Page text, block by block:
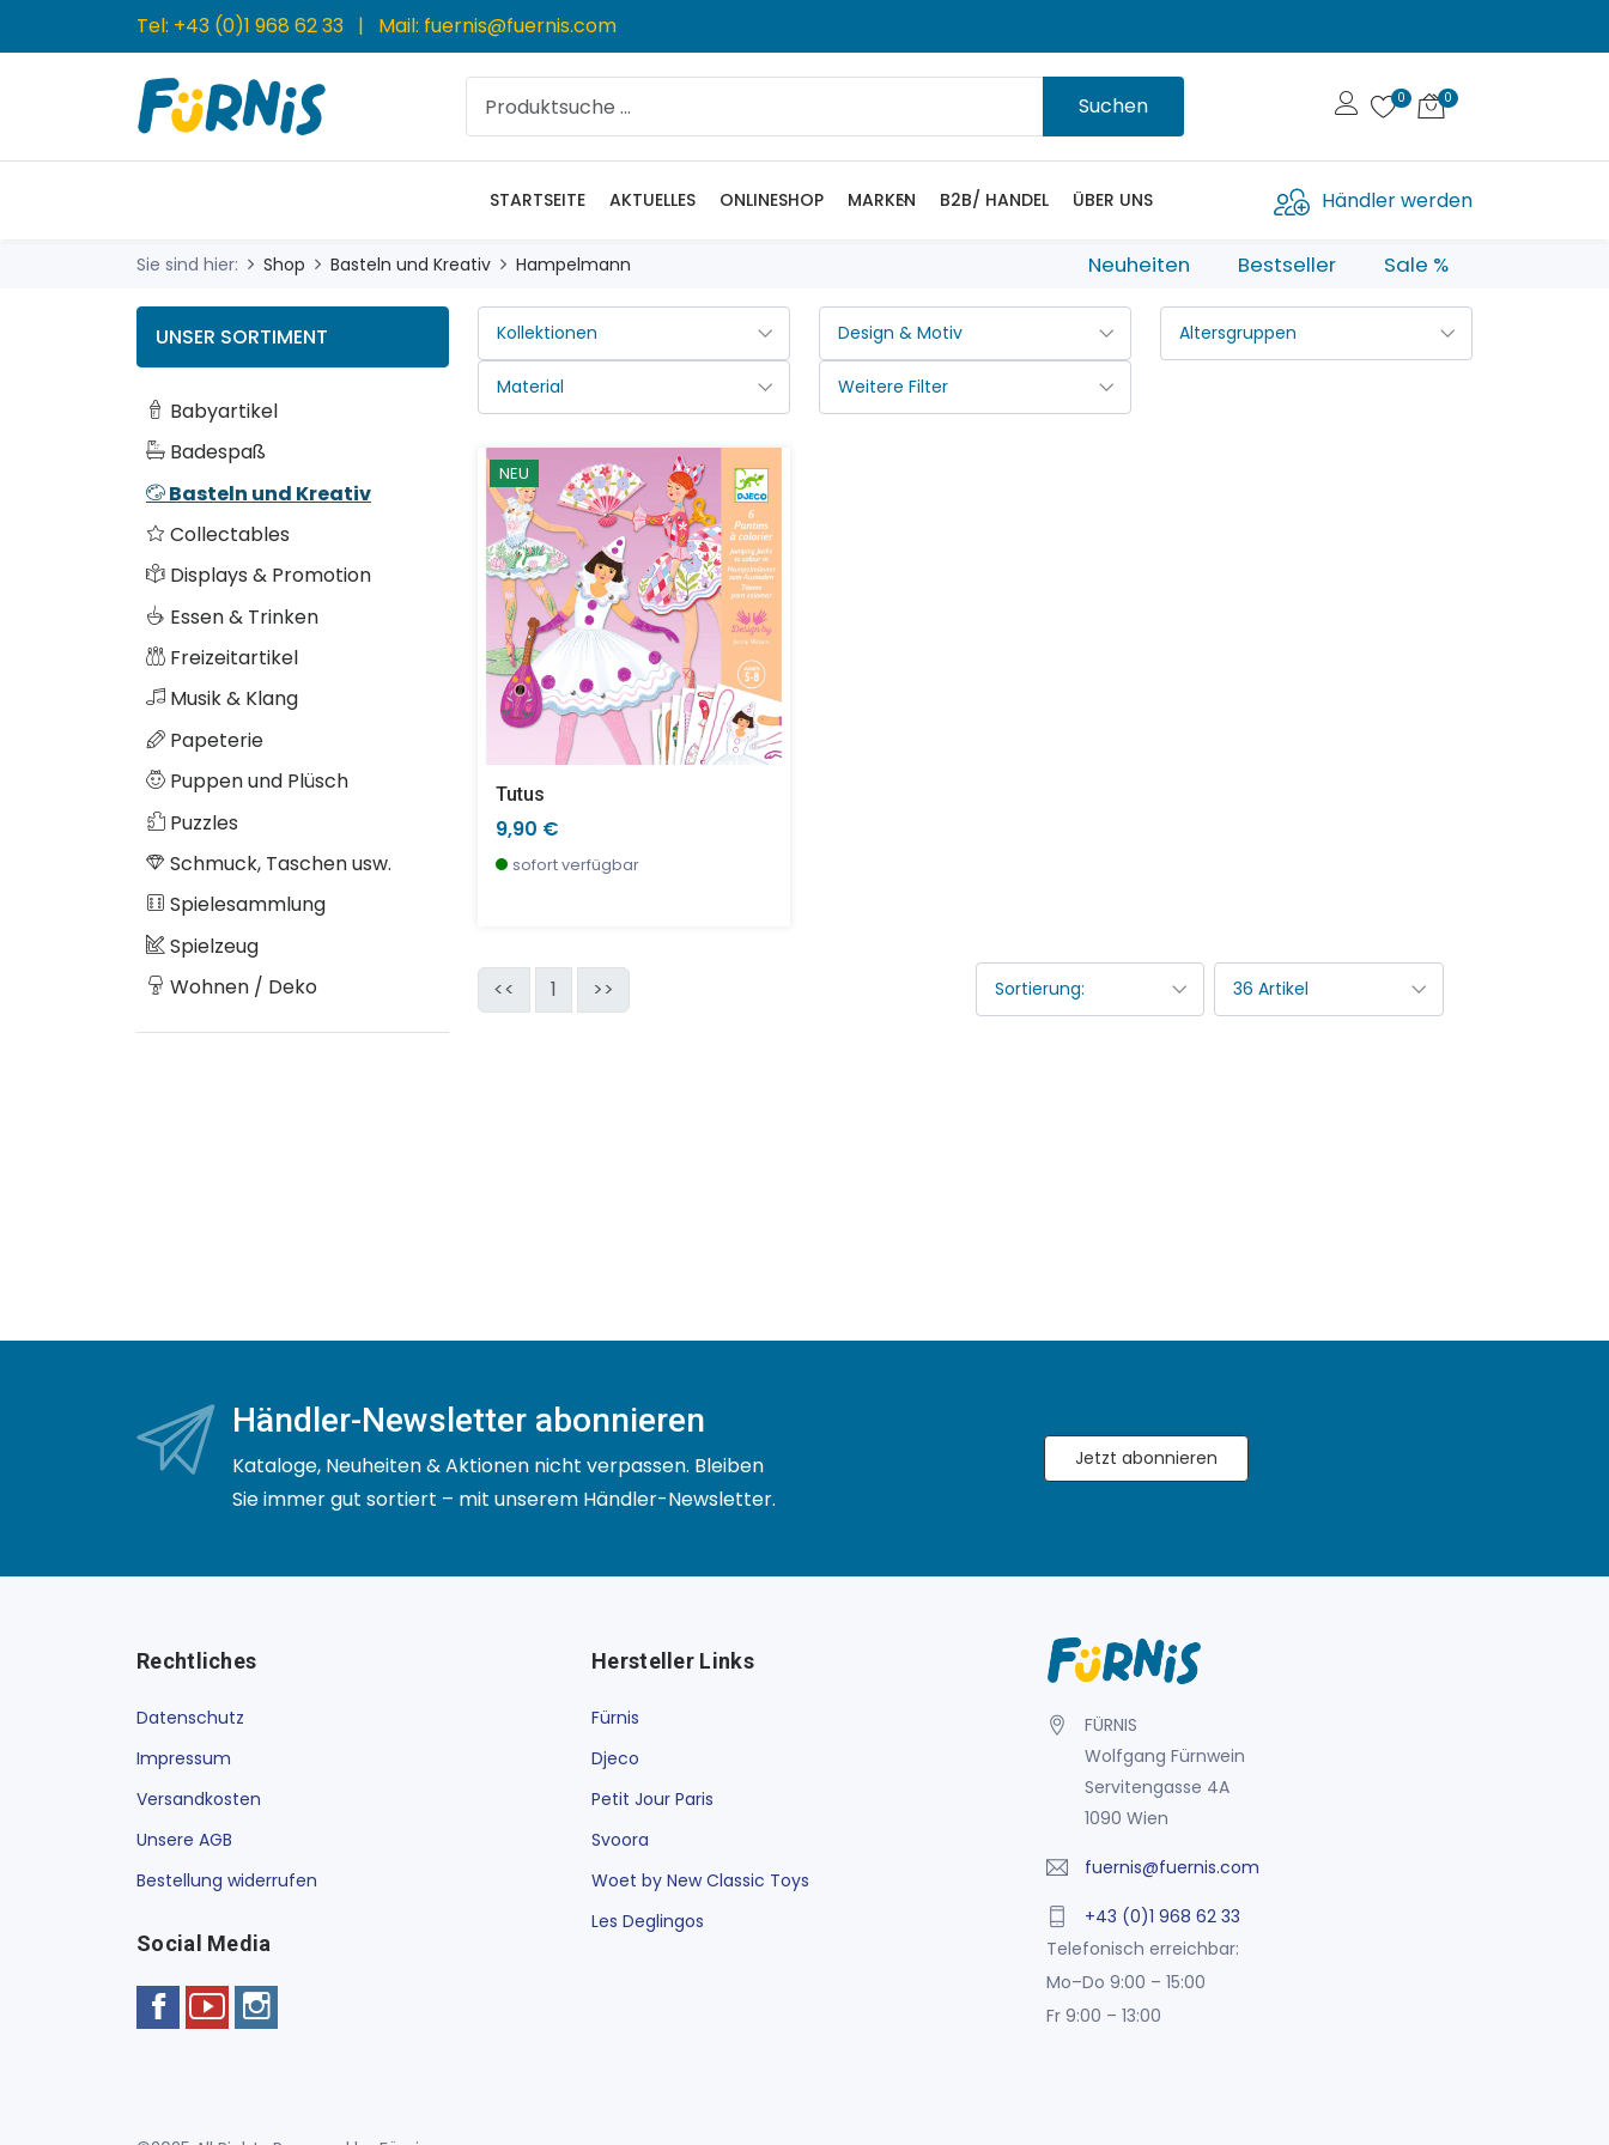
Tel: +43 (0)1 968 62 33 | Mail: fuernis@fuernis.com
Suchen
STARTSEITE AKTUELLES ONLINESHOP MARKEN B2B/ HANDEL ÜBER UNS Händler werden
Sie sind hier: Shop Basteln und Kreativ Hampelmann Neuheiten Bestseller Sale %
UNSER SORTIMENT
Babyartikel
Badespaß
Basteln und Kreativ
Collectables
Displays & Promotion
Essen & Trinken
Freizeitartikel
Musik & Klang
Papeterie
Puppen und Plüsch
Puzzles
Schmuck, Taschen usw.
Spielesammlung
Spielzeug
Wohnen / Deko
NEU
Tutus
9,90 €
sofort verfügbar
<< 1 >>
Händler-Newsletter abonnieren
Kataloge, Neuheiten & Aktionen nicht verpassen. Bleiben
Sie immer gut sortiert – mit unserem Händler-Newsletter.
Jetzt abonnieren
Rechtliches
Datenschutz
Impressum
Versandkosten
Unsere AGB
Bestellung widerrufen
Social Media
Hersteller Links
Fürnis
Djeco
Petit Jour Paris
Svoora
Woet by New Classic Toys
Les Deglingos
FÜRNIS
Wolfgang Fürnwein
Servitengasse 4A
1090 Wien
fuernis@fuernis.com
+43 (0)1 968 62 33
Telefonisch erreichbar:
Mo–Do 9:00 – 15:00
Fr 9:00 – 13:00